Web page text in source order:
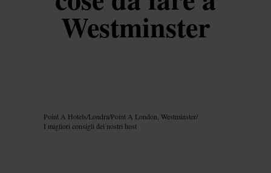
Westminster
Point A Hotels/Londra/Point A London, Westminster/
I migliori consigli dei nostri host